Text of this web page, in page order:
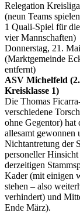
Relegation
(neun Teams
1 Quali-Spiel für
vier Mannschaften)
Donnerstag, 21.
(Marktgemeinde
entfernt)
ASV Michelfeld
Kreisklasse 1)
Die Thomas
verschiedene
ohne Gegentor) hat
allesamt gewonnen
Nichtantretung der
personeller
derzeitigen
Kader (mit einigen
stehen – also
verhindert) und
Ende März).